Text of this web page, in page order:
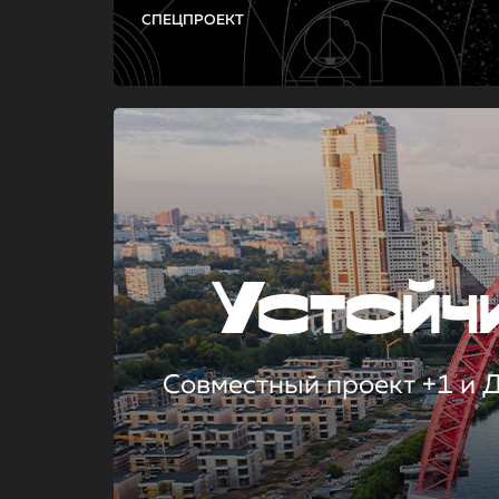
СПЕЦПРОЕКТ
Совместный проект +1 и